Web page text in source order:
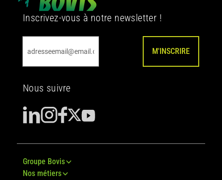
Inscrivez-vous à notre newsletter !
M'INSCRIRE
Nous suivre
Groupe Bovis
Nos métiers